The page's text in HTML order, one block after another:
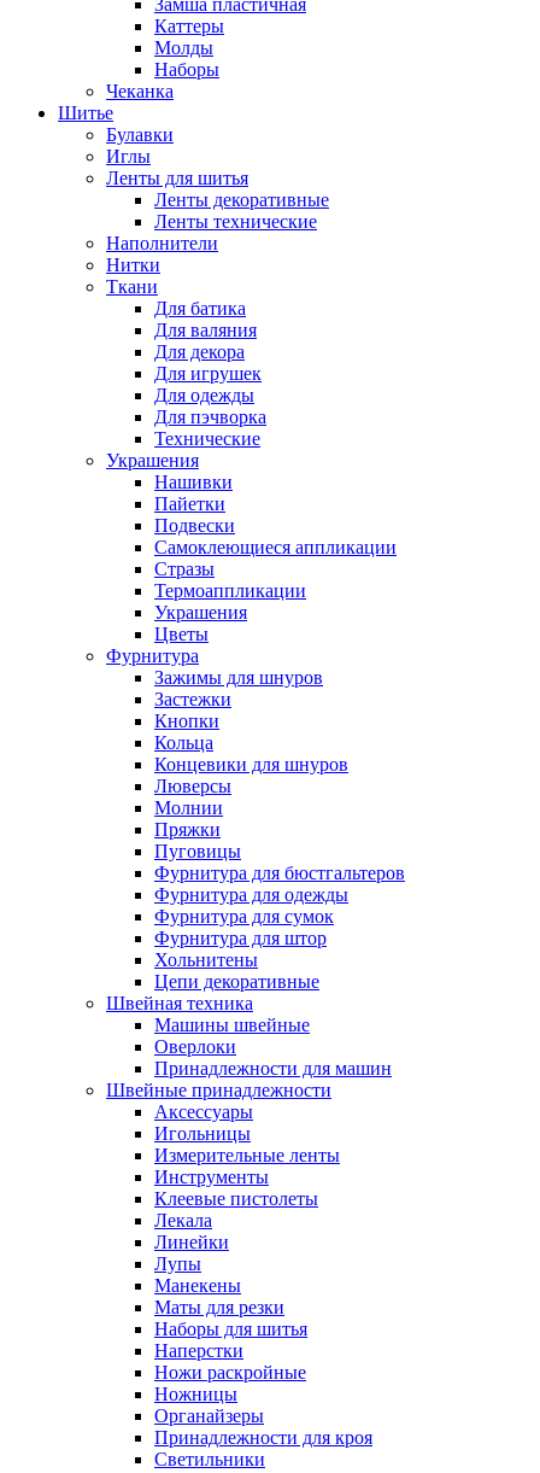
Замша пластичная
Каттеры
Молды
Наборы
Чеканка
Шитье
Булавки
Иглы
Ленты для шитья
Ленты декоративные
Ленты технические
Наполнители
Нитки
Ткани
Для батика
Для валяния
Для декора
Для игрушек
Для одежды
Для пэчворка
Технические
Украшения
Нашивки
Пайетки
Подвески
Самоклеющиеся аппликации
Стразы
Термоаппликации
Украшения
Цветы
Фурнитура
Зажимы для шнуров
Застежки
Кнопки
Кольца
Концевики для шнуров
Люверсы
Молнии
Пряжки
Пуговицы
Фурнитура для бюстгальтеров
Фурнитура для одежды
Фурнитура для сумок
Фурнитура для штор
Хольнитены
Цепи декоративные
Швейная техника
Машины швейные
Оверлоки
Принадлежности для машин
Швейные принадлежности
Аксессуары
Игольницы
Измерительные ленты
Инструменты
Клеевые пистолеты
Лекала
Линейки
Лупы
Манекены
Маты для резки
Наборы для шитья
Наперстки
Ножи раскройные
Ножницы
Органайзеры
Принадлежности для кроя
Светильники